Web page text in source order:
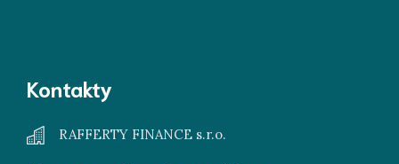
Kontakty
RAFFERTY FINANCE s.r.o.